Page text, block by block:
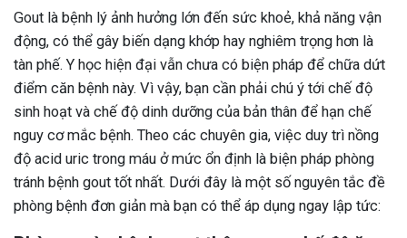
Gout là bệnh lý ảnh hưởng lớn đến sức khoẻ, khả năng vận
động, có thể gây biến dạng khớp hay nghiêm trọng hơn là
tàn phế. Y học hiện đại vẫn chưa có biện pháp để chữa dứt
điểm căn bệnh này. Vì vậy, bạn cần phải chú ý tới chế độ
sinh hoạt và chế độ dinh dưỡng của bản thân để hạn chế
nguy cơ mắc bệnh. Theo các chuyên gia, việc duy trì nồng
độ acid uric trong máu ở mức ổn định là biện pháp phòng
tránh bệnh gout tốt nhất. Dưới đây là một số nguyên tắc đề
phòng bệnh đơn giản mà bạn có thể áp dụng ngay lập tức: